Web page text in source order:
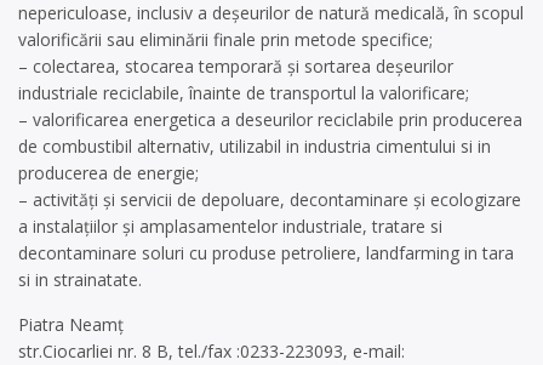
nepericuloase, inclusiv a deșeurilor de natură medicală, în scopul
valorificării sau eliminării finale prin metode specifice;
– colectarea, stocarea temporară și sortarea deșeurilor
industriale reciclabile, înainte de transportul la valorificare;
– valorificarea energetica a deseurilor reciclabile prin producerea
de combustibil alternativ, utilizabil in industria cimentului si in
producerea de energie;
– activități și servicii de depoluare, decontaminare și ecologizare
a instalațiilor și amplasamentelor industriale, tratare si
decontaminare soluri cu produse petroliere, landfarming in tara
si in strainatate.
Piatra Neamț
str.Ciocarliei nr. 8 B, tel./fax :0233-223093, e-mail: